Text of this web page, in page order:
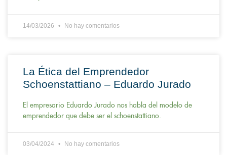
14/03/2026 No hay comentarios
La Ética del Emprendedor
Schoenstattiano – Eduardo Jurado
El empresario Eduardo Jurado nos habla del modelo de
emprendedor que debe ser el schoenstattiano.
03/04/2024 No hay comentarios